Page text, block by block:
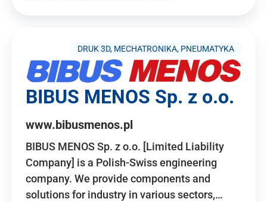
DRUK 3D, MECHATRONIKA, PNEUMATYKA
BIBUS MENOS Sp. z o.o.
www.bibusmenos.pl
BIBUS MENOS Sp. z o.o. [Limited Liability
Company] is a Polish-Swiss engineering
company. We provide components and
solutions for industry in various sectors,…